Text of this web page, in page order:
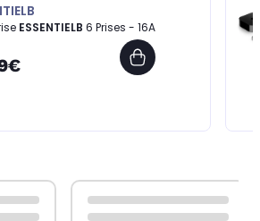
ESSENTIELB 6 Prises - 16A